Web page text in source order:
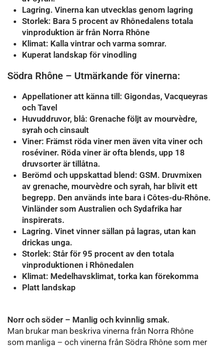
Lagring. Vinerna kan utvecklas genom lagring
Storlek: Bara 5 procent av Rhônedalens totala
vinproduktion är från Norra Rhône
Klimat: Kalla vintrar och varma somrar.
Kuperat landskap för vinodling
Södra Rhône – Utmärkande för vinerna:
Appellationer att känna till: Gigondas, Vacqueyras
och Tavel
Huvuddruvor, blå: Grenache följt av mourvèdre,
syrah och cinsault
Viner: Främst röda viner men även vita viner och
roséviner. Röda viner är ofta blends, upp 18
druvsorter är tillåtna.
Berömd och uppskattad blend: GSM. Druvmixen
av grenache, mourvèdre och syrah, har blivit ett
begrepp. Den används inte bara i Côtes-du-Rhône.
Vinländer som Australien och Sydafrika har
inspirerats.
Lagring. Vinet vinner sällan på lagras, utan kan
drickas unga.
Storlek: Står för 95 procent av den totala
vinproduktionen i Rhônedalen
Klimat: Medelhavsklimat, torka kan förekomma
Platt landskap
Norr och söder – Manlig och kvinnlig smak.
Man brukar man beskriva vinerna från Norra Rhône
som manliga – och vinerna från Södra Rhône som mer